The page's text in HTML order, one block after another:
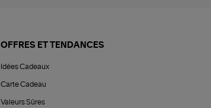
OFFRES ET TENDANCES
Idées Cadeaux
Carte Cadeau
Valeurs Sûres